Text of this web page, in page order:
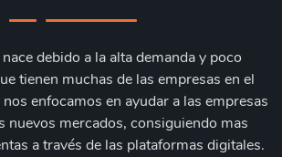
debido a la alta demanda y poco
tienen muchas de las empresas en el
enfocamos en ayudar a las empresas
nuevos mercados, consiguiendo mas
a través de las plataformas digitales.